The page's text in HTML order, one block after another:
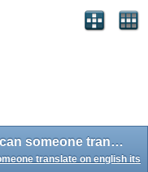
Serhad Raşa-Asi Bir Küheylan can someone translate on english its a little long but.
translate on english its